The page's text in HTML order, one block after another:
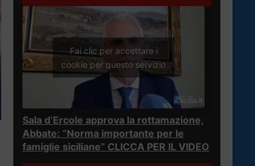
Fai clic per accettare i
cookie per questo servizio
Sala d’Ercole approva la rottamazione,
Abbate: “Norma importante per le
famiglie siciliane” CLICCA PER IL VIDEO